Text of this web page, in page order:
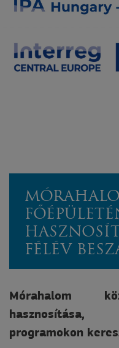
FÉLÉV
Mórahalom
programokon